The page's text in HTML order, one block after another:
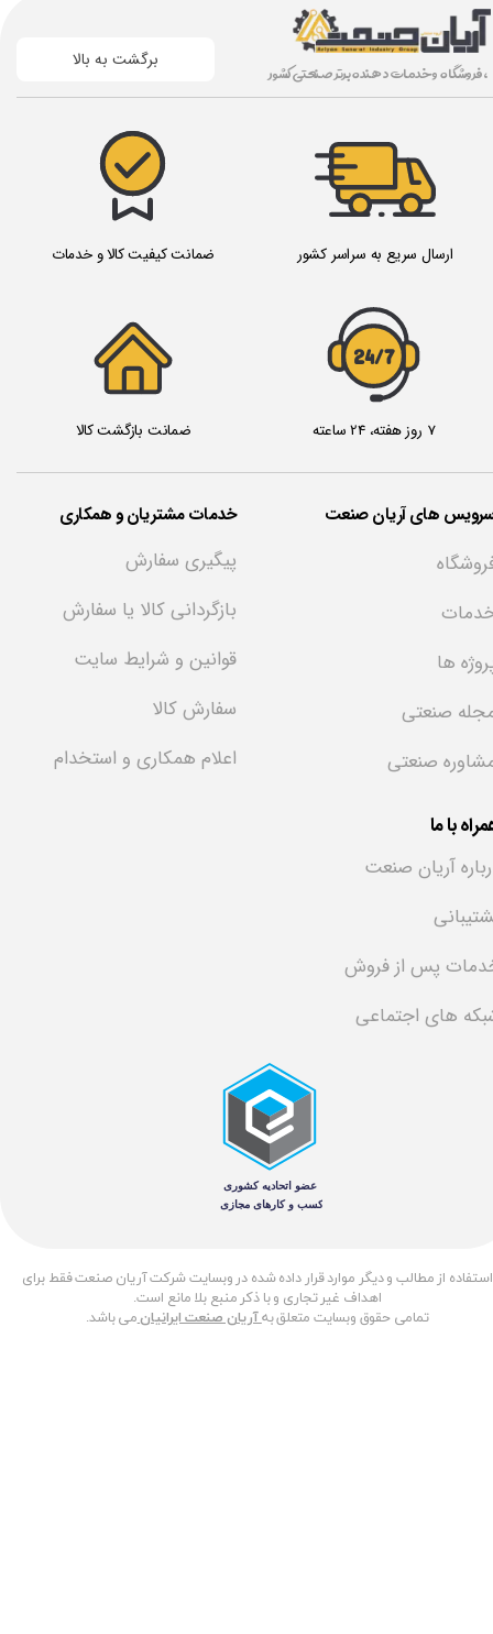
​استفاده از مطالب و دیگر موارد قرار داده شده در وبسایت شرکت آریان صنعت فقط برای
اهداف غیر تجاری و با ذکر منبع بلا مانع است.
تمامی حقوق وبسایت متعلق بهآریان صنعت ایرانیانمی باشد.
7 روز هفته، 24 ساعته ضمانت بازگشت کالا
ضمانت کیفیت کالا و خدمات
برگشت به بالا ، فروشگاه و خدمات دهنده برتر صنعتی کشور
های آریان صنعت خدمات مشتریان و همکاری
با ما
ها
صنعتی
صنعتی
پیگیری سفارش
بازگردانی کالا یا سفارش
قوانین و شرایط سایت
سفارش کالا
اعلام همکاری و استخدام
آریان صنعت
پس از فروش
های اجتماعی
ارسال سریع به سراسر کشور
24/7